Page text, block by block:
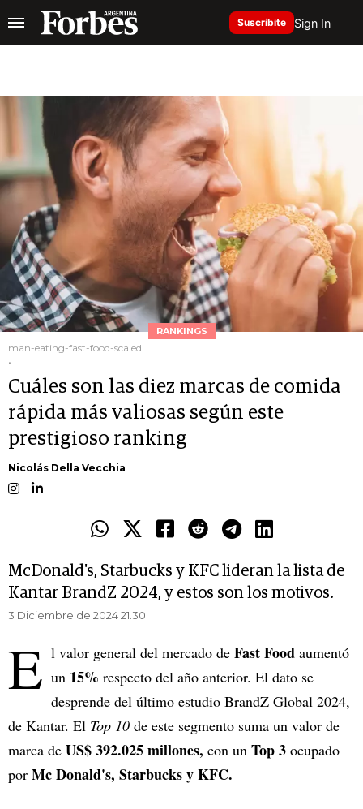
Suscribite Sign In
RANKINGS
man-eating-fast-food-scaled
.
Cuáles son las diez marcas de comida
rápida más valiosas según este
prestigioso ranking
Nicolás Della Vecchia
McDonald's, Starbucks y KFC lideran la lista de
Kantar BrandZ 2024, y estos son los motivos.
3 Diciembre de 2024 21.30
E l valor general del mercado de Fast Food aumentó
un 15% respecto del año anterior. El dato se
desprende del último estudio BrandZ Global 2024,
de Kantar. El Top 10 de este segmento suma un valor de
marca de US$ 392.025 millones, con un Top 3 ocupado
por Mc Donald's, Starbucks y KFC.